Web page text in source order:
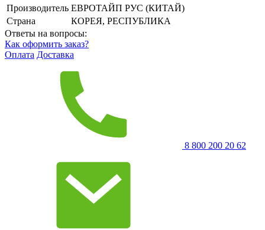
Производитель ЕВРОТАЙП РУС (КИТАЙ)
Страна
КОРЕЯ, РЕСПУБЛИКА
Ответы на вопросы:
Как оформить заказ?
Оплата Доставка
8 800 200 20 62